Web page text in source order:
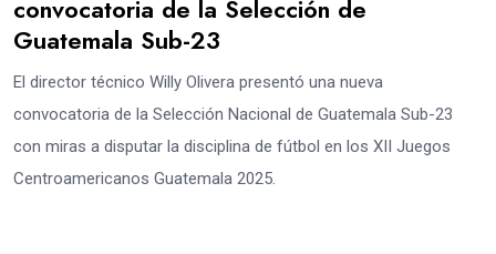
convocatoria de la Selección de
Guatemala Sub-23
El director técnico Willy Olivera presentó una nueva
convocatoria de la Selección Nacional de Guatemala Sub-23
con miras a disputar la disciplina de fútbol en los XII Juegos
Centroamericanos Guatemala 2025.